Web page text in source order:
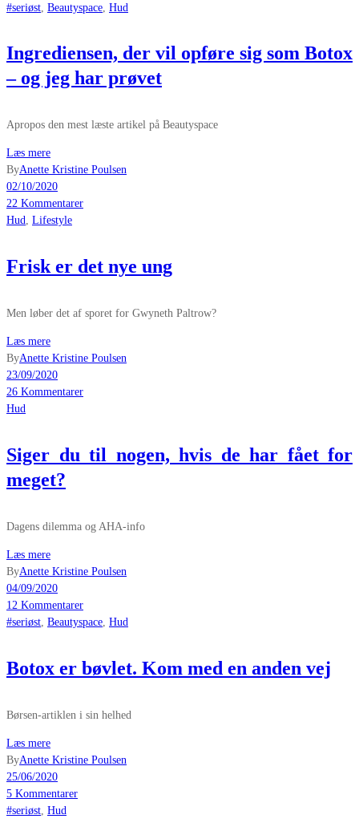
#seriøst Beautyspace Hud
Ingrediensen, der vil opføre sig som Botox
– og jeg har prøvet
Apropos den mest læste artikel på Beautyspace
Læs mere
ByAnette Kristine Poulsen
02/10/2020
22 Kommentarer
Hud, Lifestyle
Frisk er det nye ung
Men løber det af sporet for Gwyneth Paltrow?
Læs mere
ByAnette Kristine Poulsen
23/09/2020
26 Kommentarer
Hud
Siger du til nogen, hvis de har fået for
meget?
Dagens dilemma og AHA-info
Læs mere
ByAnette Kristine Poulsen
04/09/2020
12 Kommentarer
#seriøst Beautyspace Hud
Botox er bøvlet. Kom med en anden vej
Børsen-artiklen i sin helhed
Læs mere
ByAnette Kristine Poulsen
25/06/2020
5 Kommentarer
#seriøst Hud